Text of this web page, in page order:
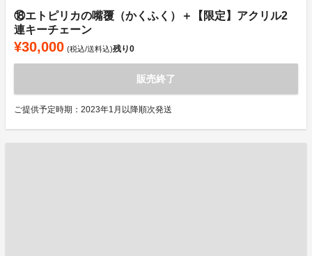
⑱エトピリカの嘴覆（かくふく）＋【限定】アクリル2
連キーチェーン
¥30,000 (税込/送料込)残り0
販売終了
ご提供予定時期：2023年1月以降順次発送